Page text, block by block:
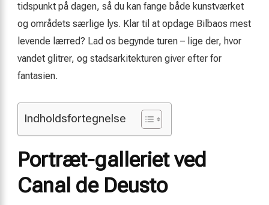
tidspunkt på dagen, så du kan fange både kunstværket
og områdets særlige lys. Klar til at opdage Bilbaos mest
levende lærred? Lad os begynde turen – lige der, hvor
vandet glitrer, og stadsarkitekturen giver efter for
fantasien.
Indholdsfortegnelse
Portræt-galleriet ved
Canal de Deusto